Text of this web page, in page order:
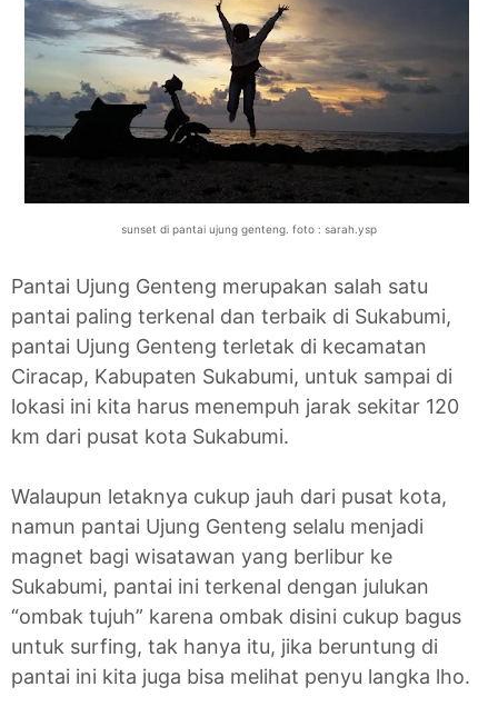
sunset di pantai ujung genteng. foto : sarah.ysp
Pantai Ujung Genteng merupakan salah satu
pantai paling terkenal dan terbaik di Sukabumi,
pantai Ujung Genteng terletak di kecamatan
Ciracap, Kabupaten Sukabumi, untuk sampai di
lokasi ini kita harus menempuh jarak sekitar 120
km dari pusat kota Sukabumi.
Walaupun letaknya cukup jauh dari pusat kota,
namun pantai Ujung Genteng selalu menjadi
magnet bagi wisatawan yang berlibur ke
Sukabumi, pantai ini terkenal dengan julukan
“ombak tujuh” karena ombak disini cukup bagus
untuk surfing, tak hanya itu, jika beruntung di
pantai ini kita juga bisa melihat penyu langka lho.